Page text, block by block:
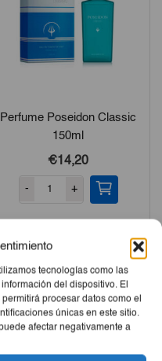
tecnologías como las
del dispositivo. El
procesar datos como el
únicas en este sitio.
afectar negativamente a
Perfume Poseidon Classic
150ml
€14,20
- +